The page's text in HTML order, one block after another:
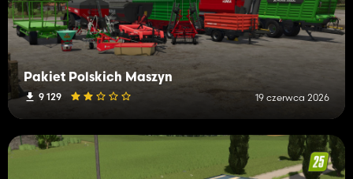
Pakiet Polskich Maszyn
9 129 19 czerwca 2026